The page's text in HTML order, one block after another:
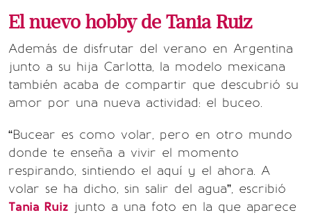
El nuevo hobby de Tania Ruiz
Además de disfrutar del verano en Argentina
junto a su hija Carlotta, la modelo mexicana
también acaba de compartir que descubrió su
amor por una nueva actividad: el buceo.
“Bucear es como volar, pero en otro mundo
donde te enseña a vivir el momento
respirando, sintiendo el aquí y el ahora. A
volar se ha dicho, sin salir del agua”, escribió
Tania Ruiz junto a una foto en la que aparece